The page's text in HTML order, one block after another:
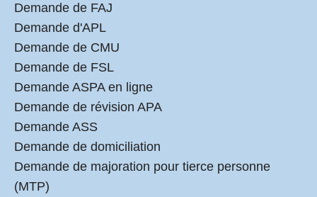
Demande de FAJ
Demande d'APL
Demande de CMU
Demande de FSL
Demande ASPA en ligne
Demande de révision APA
Demande ASS
Demande de domiciliation
Demande de majoration pour tierce personne
(MTP)